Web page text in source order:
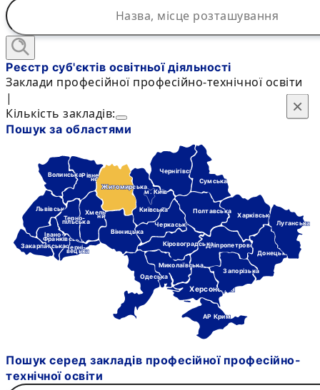
×
Реєстр суб'єктів освітньої діяльності
Заклади професійної професійно-технічної освіти
|
Кількість закладів:
Пошук за областями
Черкаська
Чернігівська
Черні-
вецька
Дніпропетровська
Донецька
Івано-
Франківська
Харківська
Херсонська
Хмель-
ницька
Кіровоградська
АР Крим
Київська
м. Київ
Луганська
Львівська
Миколаївська
Одеська
Полтавська
Рівне-
нська Сумська
Терно-
пільська
Вінницька
Волинська
Закарпатська
Запорізька
Житомирська
Пошук серед закладів професійної професійно-
технічної освіти
×